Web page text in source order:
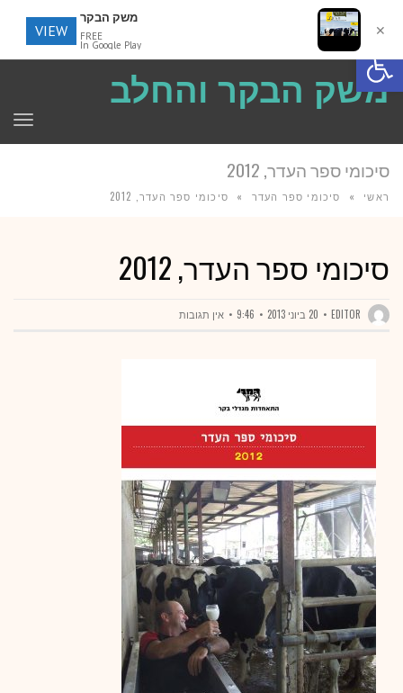
פתח סרגל נגישות
משק הבקר והחלב
סיכומי ספר העדר, 2012
ראשי » סיכומי ספר העדר » סיכומי ספר העדר, 2012
סיכומי ספר העדר, 2012
EDITOR 20 ביוני 2013 9:46 אין תגובות
✕
משק הבקר
FREE
In Google Play
VIEW